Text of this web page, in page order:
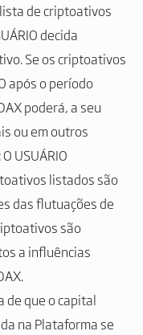
de criptoativos
decida
Se os criptoativos
após o período
poderá, a seu
ou em outros
USUÁRIO
listados são
das flutuações de
são
a influências
de que o capital
na Plataforma se